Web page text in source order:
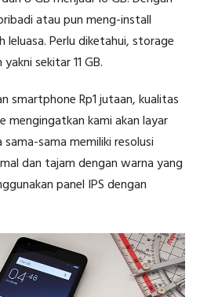
atau pun meng-install
leluasa. Perlu diketahui, storage
sekitar 11 GB.
smartphone Rp1 jutaan, kualitas
mengingatkan kami akan layar
sama-sama memiliki resolusi
dan tajam dengan warna yang
panel IPS dengan